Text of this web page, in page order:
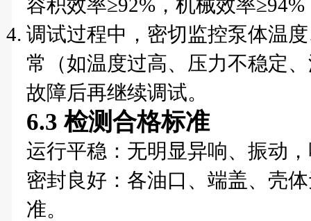
容积效率≥92%，机械效率
调试过程中，密切监控泵体温
常（如温度过高、压力不稳定
故障后再继续调试。
6.3 检测合格标准
运行平稳：无明显异响、振动
密封良好：各油口、端盖、壳
准。